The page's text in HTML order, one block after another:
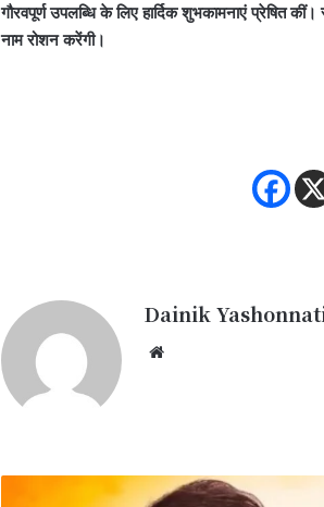
गौरवपूर्ण उपलब्धि के लिए हार्दिक शुभकामनाएं प्रेषित
नाम रोशन करेंगी।
Dainik